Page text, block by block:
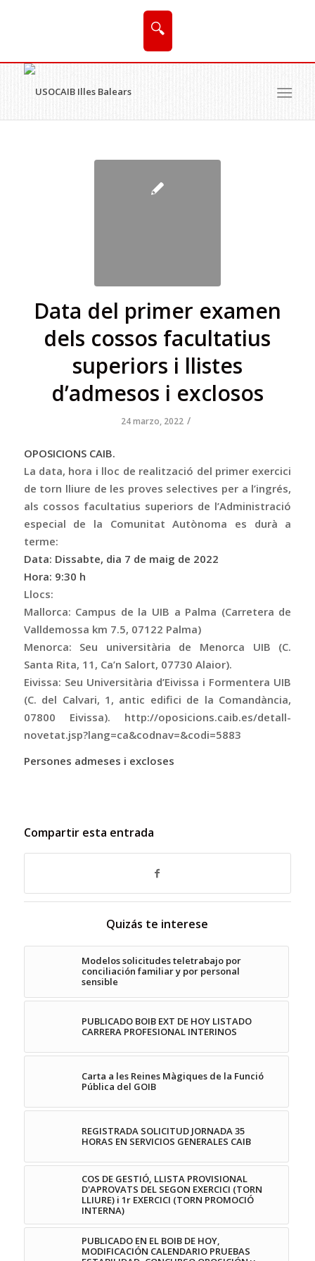
🔍
Data del primer examen
dels cossos facultatius
superiors i llistes
d’admesos i exclosos
24 marzo, 2022 /
OPOSICIONS CAIB.
La data, hora i lloc de realització del primer exercici
de torn lliure de les proves selectives per a l’ingrés,
als cossos facultatius superiors de l’Administració
especial de la Comunitat Autònoma es durà a
terme:
Data: Dissabte, dia 7 de maig de 2022
Hora: 9:30 h
Llocs:
Mallorca: Campus de la UIB a Palma (Carretera de
Valldemossa km 7.5, 07122 Palma)
Menorca: Seu universitària de Menorca UIB (C.
Santa Rita, 11, Ca’n Salort, 07730 Alaior).
Eivissa: Seu Universitària d’Eivissa i Formentera UIB
(C. del Calvari, 1, antic edifici de la Comandància,
07800 Eivissa). http://oposicions.caib.es/detall-
novetat.jsp?lang=ca&codnav=&codi=5883
Persones admeses i excloses
Compartir esta entrada
Quizás te interese
Modelos solicitudes teletrabajo por
conciliación familiar y por personal
sensible
PUBLICADO BOIB EXT DE HOY LISTADO
CARRERA PROFESIONAL INTERINOS
Carta a les Reines Màgiques de la Funció
Pública del GOIB
REGISTRADA SOLICITUD JORNADA 35
HORAS EN SERVICIOS GENERALES CAIB
COS DE GESTIÓ, LLISTA PROVISIONAL
D'APROVATS DEL SEGON EXERCICI (TORN
LLIURE) i 1r EXERCICI (TORN PROMOCIÓ
INTERNA)
PUBLICADO EN EL BOIB DE HOY,
MODIFICACIÓN CALENDARIO PRUEBAS